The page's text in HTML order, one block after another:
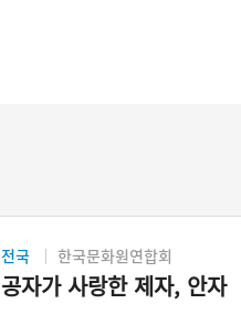
전국 한국문화원연합회
공자가 사랑한 제자, 안자